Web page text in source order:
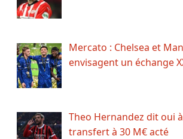
Mercato : Chelsea et
envisagent un échange
Theo Hernandez dit oui
transfert à 30 M€ acté